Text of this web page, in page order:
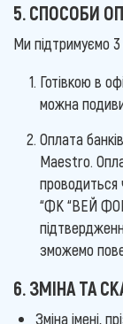
5. СПОСОБИ
Ми підтримуємо
Готівкою в
можна
Оплата
Maestro.
проводиться
“ФК “ВЕЙ
зможемо
6. ЗМІНА ТА
Зміна імені,